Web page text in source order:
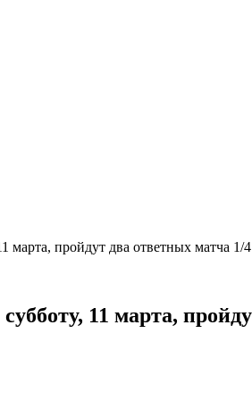
марта, пройдут два ответных матча 1/
11 марта,